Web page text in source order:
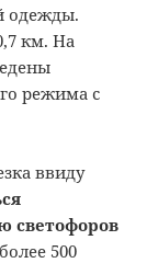
одежды.
км. На
режима с
ввиду
светофоров
500